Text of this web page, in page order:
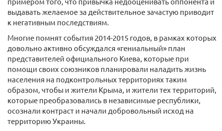
выдавать желаемое за действительное зачастую приводит
к негативным последствиям.
Многие помнят события 2014-2015 годов, в рамках которых
довольно активно обсуждался «гениальный» план
представителей официального Киева, которые при
помощи своих союзников планировали наладить жизнь
населения на подконтрольных территориях таким
образом, чтобы и жители Крыма, и жители тех территорий,
которые преобразовались в независимые республики,
осознали контраст и начали добровольный исход на
территорию Украины.